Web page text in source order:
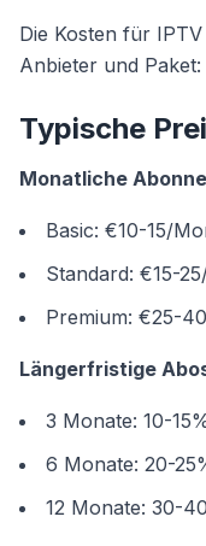
Die Kosten für
Anbieter und Paket:
Typische
Monatliche
Basic: €10-15/
Standard: €15-
Premium: €25-
Längerfristige
3 Monate: 10-
6 Monate: 20-
12 Monate: 30-